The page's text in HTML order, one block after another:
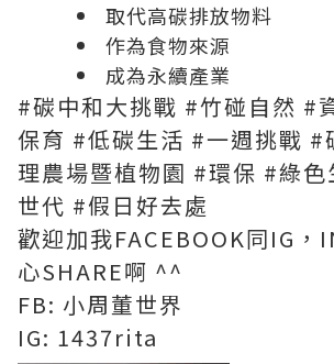
取代高碳排放物料
作為食物來源
成為永續產業
#碳中和大挑戰 #竹碰自然 #
保育 #低碳生活 #一週挑戰 #
理農場暨植物園 #環保 #綠
世代 #假日好去處
歡迎加我FACEBOOK同IG，
心SHARE啊 ^^
FB: 小周董世界
IG: 1437rita